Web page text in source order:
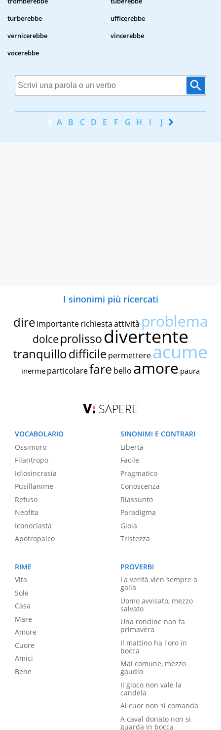
turberebbe
ufficerebbe
vernicerebbe
vincerebbe
vocerebbe
A B C D E F G H I J K
I sinonimi più ricercati
dire importante richiestaattività problema
dolce prolissodivertente
tranquillodifficile permettereacume
inerme particolarefare bello amore paura
SAPERE
VOCABOLARIO
Ossimoro
Filantropo
Idiosincrasia
Pusillanime
Refuso
Neofita
Iconoclasta
Apotropaico
SINONIMI E CONTRARI
Libertà
Facile
Pragmatico
Conoscenza
Riassunto
Paradigma
Gioia
Tristezza
RIME
Vita
Sole
Casa
Mare
Amore
Cuore
Amici
Bene
PROVERBI
La verità vien sempre a
galla
Uomo avvisato, mezzo
salvato
Una rondine non fa
primavera
Il mattino ha l'oro in
bocca
Mal comune, mezzo
gaudio
Il gioco non vale la
candela
Al cuor non si comanda
A caval donato non si
guarda in bocca